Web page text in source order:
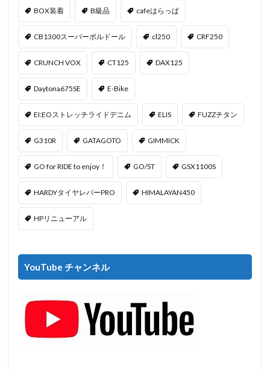
BOX装着 B級品 cafeはらっぱ
CB1300スーパーボルドール cl250 CRF250
CRUNCH VOX CT125 DAX125
Daytona675SE E-Bike
EI:EOストレッチライドデニム ELIS FUZZチタン
G310R GATAGOTO GIMMICK
GO for RIDE to enjoy！ GO/ST GSX1100S
HARDYタイヤレバーPRO HIMALAYAN450
HPリニューアル
YouTube チャンネル